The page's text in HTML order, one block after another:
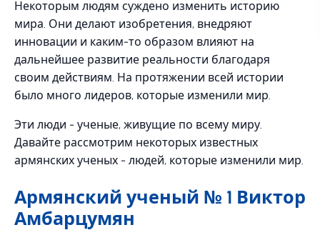
Некоторым людям суждено изменить историю
мира. Они делают изобретения, внедряют
инновации и каким-то образом влияют на
дальнейшее развитие реальности благодаря
своим действиям. На протяжении всей истории
было много лидеров, которые изменили мир.
Эти люди - ученые, живущие по всему миру.
Давайте рассмотрим некоторых известных
армянских ученых - людей, которые изменили мир.
Армянский ученый № 1 Виктор
Амбарцумян